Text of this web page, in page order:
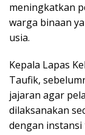
meningkatkan
warga binaan
usia.
Kepala Lapas
Taufik,
jajaran agar
dilaksanakan
dengan instansi